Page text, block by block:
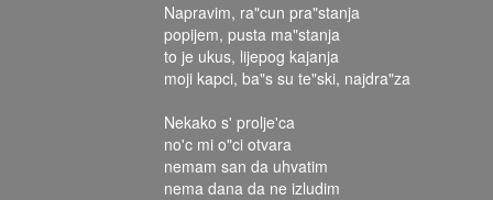
Napravim, ra"cun pra"stanja
popijem, pusta ma"stanja
to je ukus, lijepog kajanja
moji kapci, ba"s su te"ski, najdra"za
Nekako s' prolje'ca
no'c mi o"ci otvara
nemam san da uhvatim
nema dana da ne izludim